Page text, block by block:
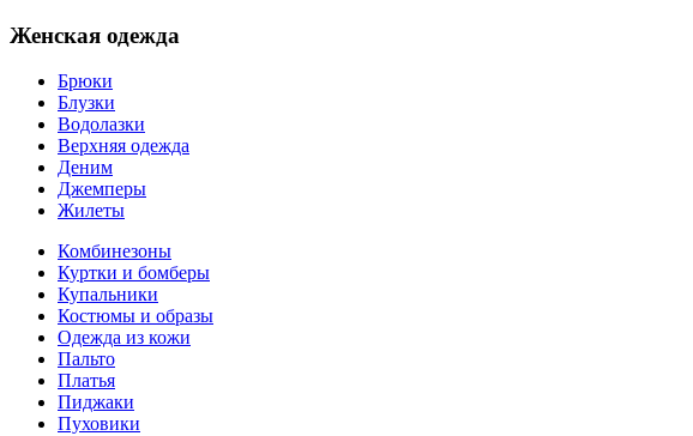
Женская одежда
Брюки
Блузки
Водолазки
Верхняя одежда
Деним
Джемперы
Жилеты
Комбинезоны
Куртки и бомберы
Купальники
Костюмы и образы
Одежда из кожи
Пальто
Платья
Пиджаки
Пуховики